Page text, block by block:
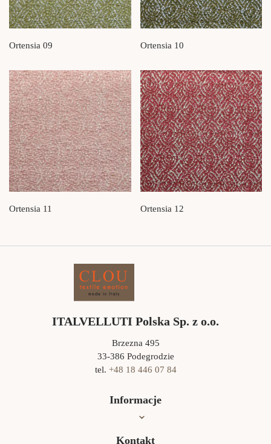
Ortensia 09 Ortensia 10
Ortensia 11 Ortensia 12
ITALVELLUTI Polska Sp. z o.o.
Brzezna 495
33-386 Podegrodzie
tel. +48 18 446 07 84
Informacje
Oferta
Kontakt